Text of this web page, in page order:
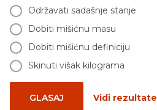
Održavati sadašnje stanje
Dobiti mišićnu masu
Dobiti mišićnu definiciju
Skinuti višak kilograma
GLASAJ Vidi rezultate